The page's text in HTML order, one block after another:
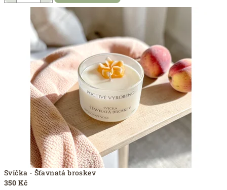
Svíčka - Šťavnatá broskev
350 Kč